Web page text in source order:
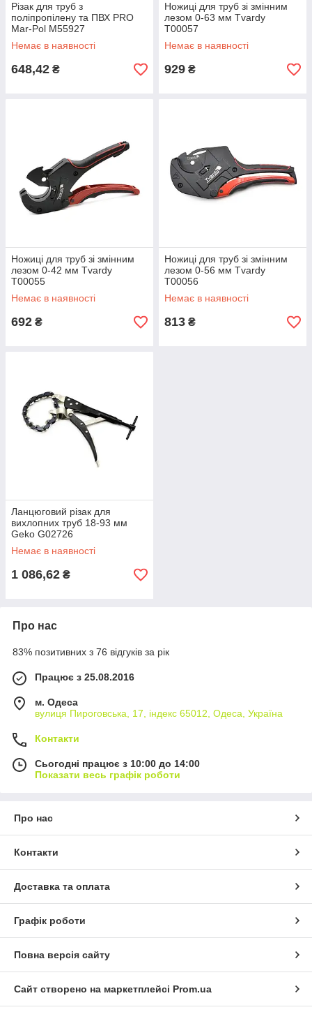
Різак для труб з
поліпропілену та ПВХ PRO
Mar-Pol M55927
Немає в наявності
648,42 ₴
Ножиці для труб зі змінним
лезом 0-63 мм Tvardy
Т00057
Немає в наявності
929 ₴
Ножиці для труб зі змінним
лезом 0-42 мм Tvardy
Т00055
Немає в наявності
692 ₴
Ножиці для труб зі змінним
лезом 0-56 мм Tvardy
Т00056
Немає в наявності
813 ₴
Ланцюговий різак для
вихлопних труб 18-93 мм
Geko G02726
Немає в наявності
1 086,62 ₴
Про нас
83% позитивних з 76 відгуків за рік
Працює з 25.08.2016
м. Одеса
вулиця Пироговська, 17, індекс 65012, Одеса, Україна
Контакти
Сьогодні працює з 10:00 до 14:00
Показати весь графік роботи
Про нас
Контакти
Доставка та оплата
Графік роботи
Повна версія сайту
Сайт створено на маркетплейсі Prom.ua